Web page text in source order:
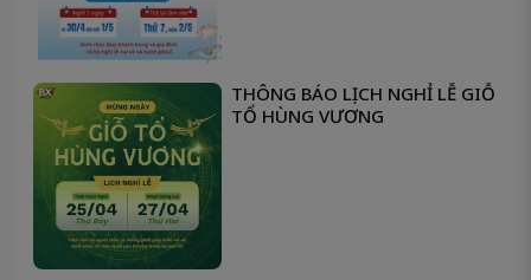
THÔNG BÁO LỊCH NGHỈ LỄ GIỖ
TỔ HÙNG VƯƠNG